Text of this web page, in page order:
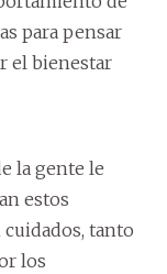
para pensar
el bienestar
la gente le
estos
tanto
los